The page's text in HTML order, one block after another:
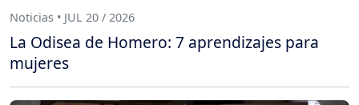
Noticias • JUL 20 / 2026
La Odisea de Homero: 7 aprendizajes para
mujeres